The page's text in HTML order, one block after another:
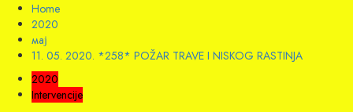
Home
2020
мај
11. 05. 2020. *258* POŽAR TRAVE I NISKOG RASTINJA
2020
Intervencije